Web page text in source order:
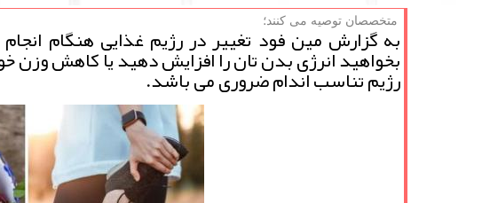
متخصصان توصیه می كنند؛
به گزارش مین فود تغییر در رژیم غذایی هنگام
بخواهید انرژی بدن تان را افزایش دهید یا کاهش
رژیم تناسب اندام ضروری می باشد.